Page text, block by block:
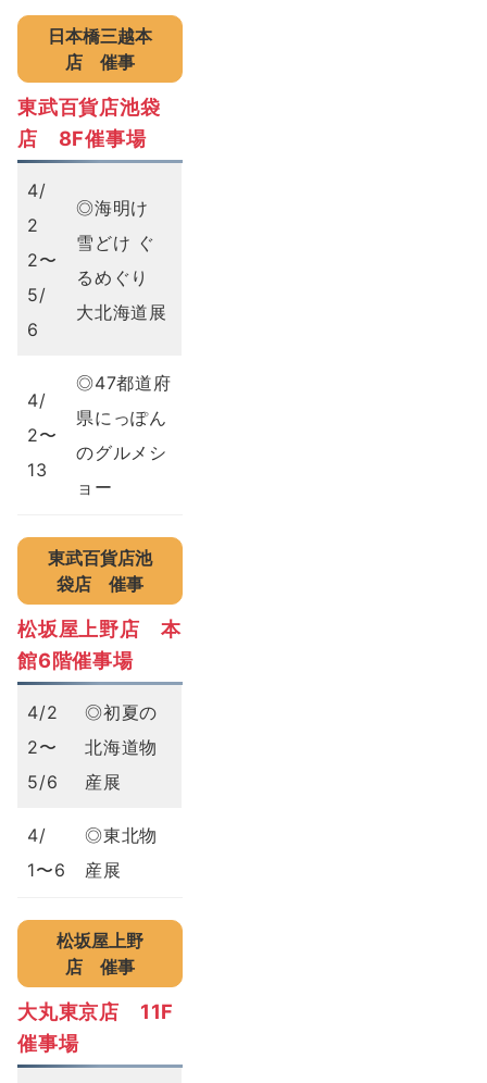
日本橋三越本
店
催事
東武百貨店池袋
店 8F催事場
4/
2
2〜
5/
6
◎海明け
雪どけ ぐ
るめぐり
大北海道展
4/
2〜
13
◎47都道府
県にっぽん
のグルメシ
ョー
東武百貨店池
袋店
催事
松坂屋上野店 本
館6階催事場
4/2
2〜
5/6
◎初夏の
北海道物
産展
4/
1〜6
◎東北物
産展
松坂屋上野
店
催事
大丸東京店 11F
催事場